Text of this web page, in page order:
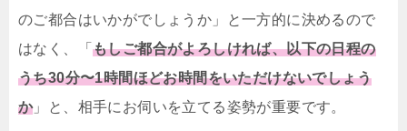
のご都合はいかがでしょうか」と一方的に決めるので
はなく、「 もしご都合がよろしければ、以下の日程の
うち30分〜1時間ほどお時間をいただけないでしょう
か」と、相手にお伺いを立てる姿勢が重要です。